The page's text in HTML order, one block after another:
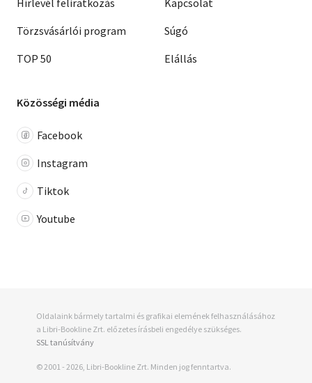
Törzsvásárlói program
TOP 50
Súgó
Elállás
Közösségi média
Facebook
Instagram
Tiktok
Youtube
Oldalaink bármely tartalmi és grafikai elemének felhasználásához
a Libri-Bookline Zrt. előzetes írásbeli engedélye szükséges.
SSL tanúsítvány
© 2001 - 2026, Libri-Bookline Zrt. Minden jog fenntartva.